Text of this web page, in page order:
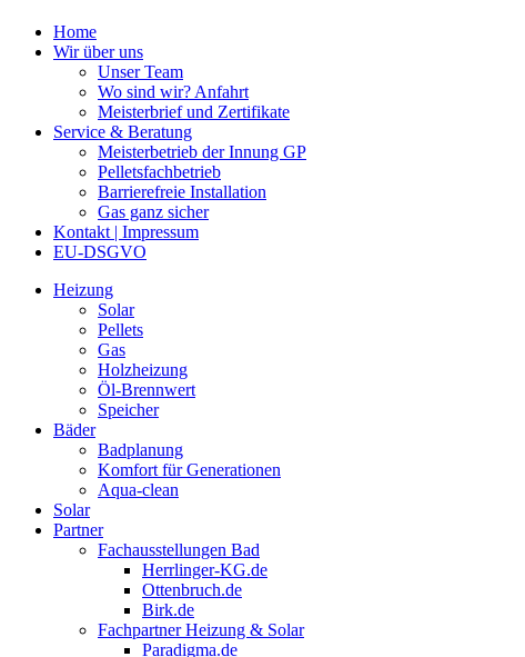
Home
Wir über uns
Unser Team
Wo sind wir? Anfahrt
Meisterbrief und Zertifikate
Service & Beratung
Meisterbetrieb der Innung GP
Pelletsfachbetrieb
Barrierefreie Installation
Gas ganz sicher
Kontakt | Impressum
EU-DSGVO
Heizung
Solar
Pellets
Gas
Holzheizung
Öl-Brennwert
Speicher
Bäder
Badplanung
Komfort für Generationen
Aqua-clean
Solar
Partner
Fachausstellungen Bad
Herrlinger-KG.de
Ottenbruch.de
Birk.de
Fachpartner Heizung & Solar
Paradigma.de